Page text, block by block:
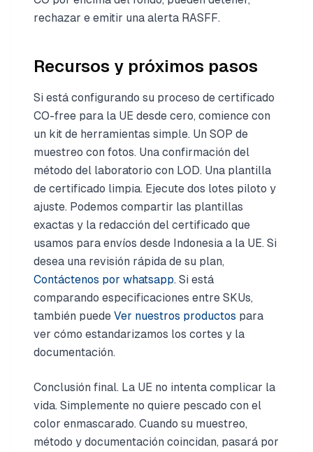
rechazar e emitir una alerta RASFF.
Recursos y próximos pasos
Si está configurando su proceso de certificado
CO-free para la UE desde cero, comience con
un kit de herramientas simple. Un SOP de
muestreo con fotos. Una confirmación del
método del laboratorio con LOD. Una plantilla
de certificado limpia. Ejecute dos lotes piloto y
ajuste. Podemos compartir las plantillas
exactas y la redacción del certificado que
usamos para envíos desde Indonesia a la UE. Si
desea una revisión rápida de su plan,
Contáctenos por whatsapp. Si está
comparando especificaciones entre SKUs,
también puede Ver nuestros productos para
ver cómo estandarizamos los cortes y la
documentación.
Conclusión final. La UE no intenta complicar la
vida. Simplemente no quiere pescado con el
color enmascarado. Cuando su muestreo,
método y documentación coincidan, pasará por